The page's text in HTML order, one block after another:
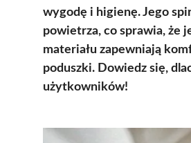
wygodę i higienę. Jego
powietrza, co sprawia, że
materiału zapewniają
poduszki. Dowiedz się,
użytkowników!